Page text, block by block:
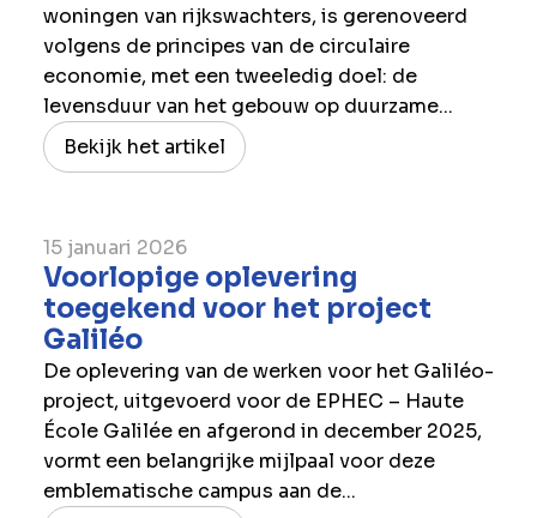
woningen van rijkswachters, is gerenoveerd
volgens de principes van de circulaire
economie, met een tweeledig doel: de
levensduur van het gebouw op duurzame...
Bekijk het artikel
15 januari 2026
Voorlopige oplevering
toegekend voor het project
Galiléo
De oplevering van de werken voor het Galiléo-
project, uitgevoerd voor de EPHEC – Haute
École Galilée en afgerond in december 2025,
vormt een belangrijke mijlpaal voor deze
emblematische campus aan de...